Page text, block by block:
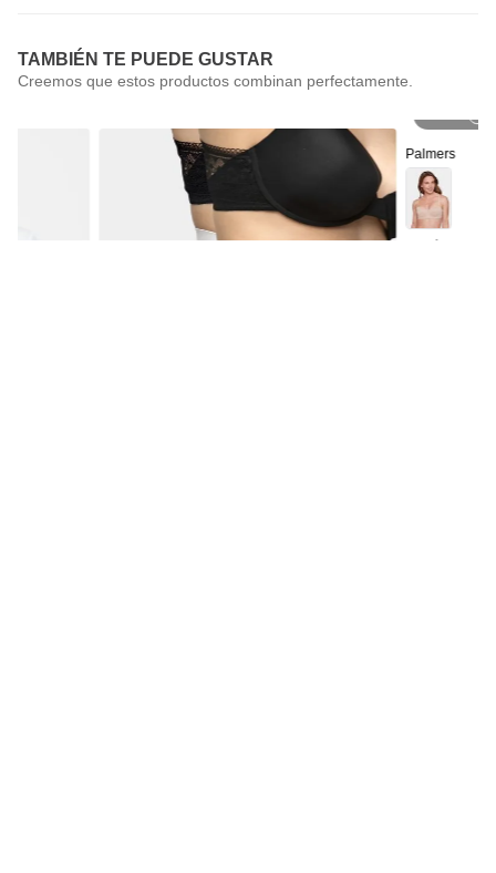
TAMBIÉN TE PUEDE GUSTAR
Palmers
Sostén